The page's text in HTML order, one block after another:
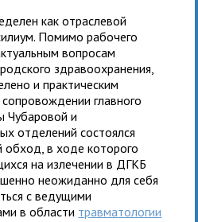
как отраслевой
Помимо рабочего
вопросам
здравоохранения,
и практическим
главного
Чубаровой и
отделений состоялся
в ходе которого
на излечении в ДГКБ
неожиданно для себя
с ведущими
в области травматологии